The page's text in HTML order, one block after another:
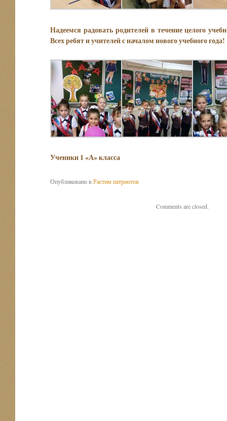
Надеемся радовать родителей в течение целого
Всех ребят и учителей с началом нового учебного года!
Ученики 1 «А» класса
Опубликовано вРастим патриотов
Comments are closed.